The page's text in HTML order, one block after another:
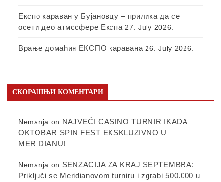
Експо караван у Бујановцу – прилика да се
осети део атмосфере Експа 27. July 2026.
Врање домаћин ЕКСПО каравана 26. July 2026.
СКОРАШЊИ КОМЕНТАРИ
Nemanja on NAJVEĆI CASINO TURNIR IKADA –
OKTOBAR SPIN FEST EKSKLUZIVNO U
MERIDIANU!
Nemanja on SENZACIJA ZA KRAJ SEPTEMBRA:
Priključi se Meridianovom turniru i zgrabi 500.000 u